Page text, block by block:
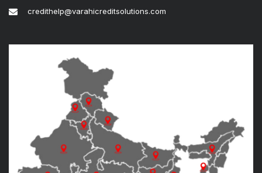
credithelp@varahicreditsolutions.com